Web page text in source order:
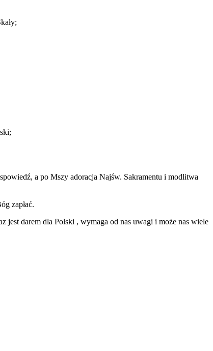
a po Mszy adoracja Najśw. Sakramentu i modlitwa
zapłać.
jest darem dla Polski , wymaga od nas uwagi i może nas wiele